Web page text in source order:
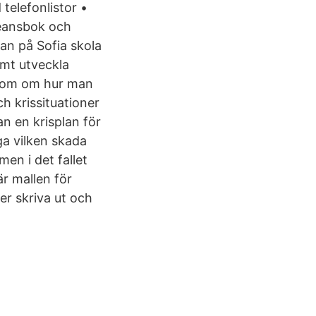
telefonlistor •
och
på Sofia skola
utveckla
om hur man
krissituationer
en krisplan för
vilken skada
i det fallet
mallen för
skriva ut och